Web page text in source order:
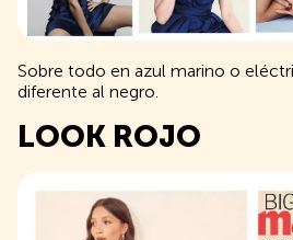
Sobre todo en azul marino o
diferente al negro.
LOOK ROJO